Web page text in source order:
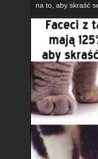
na to, aby skraść